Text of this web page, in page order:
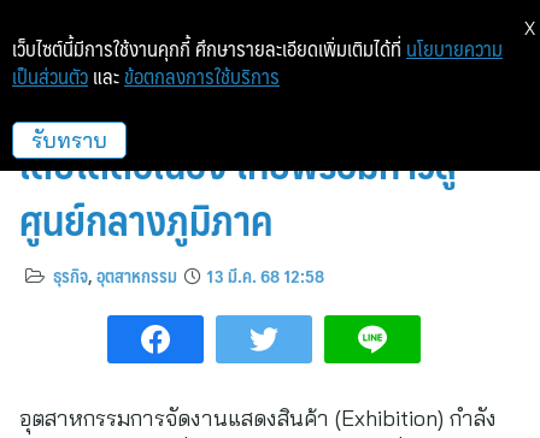
อุตสาหกรรม Exhibition เอเชีย
เติบโตต่อเนื่อง ไทยพร้อมก้าวสู่
ศูนย์กลางภูมิภาค
ธุรกิจ,อุตสาหกรรม 13 มี.ค. 68 12:58
อุตสาหกรรมการจัดงานแสดงสินค้า (Exhibition) กำลัง
เว็บไซต์นี้มีการใช้งานคุกกี้ ศึกษารายละเอียดเพิ่มเติมได้ที่ นโยบายความ
เป็นส่วนตัว และ ข้อตกลงการใช้บริการ
รับทราบ
X